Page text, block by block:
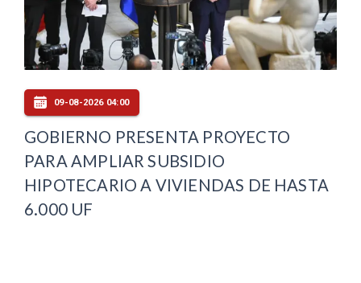
09-08-2026 04:00
GOBIERNO PRESENTA PROYECTO
PARA AMPLIAR SUBSIDIO
HIPOTECARIO A VIVIENDAS DE HASTA
6.000 UF